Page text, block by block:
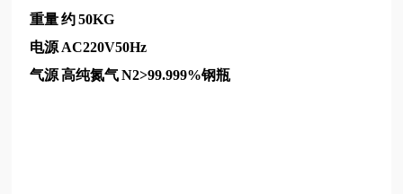
重量 约 50KG
电源 AC220V50Hz
气源 高纯氮气 N2>99.999%钢瓶